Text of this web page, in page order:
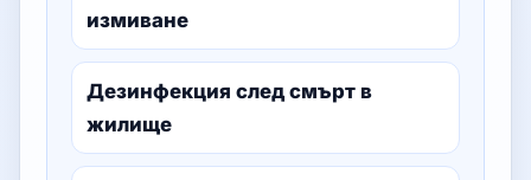
измиване
Дезинфекция след смърт в
жилище